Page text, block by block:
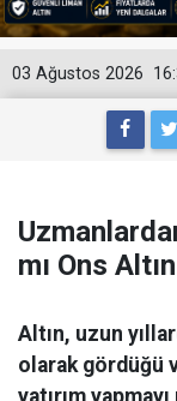
03 Ağustos 2026
mı Ons
Altın, uzun
olarak gördüğü
yatırım